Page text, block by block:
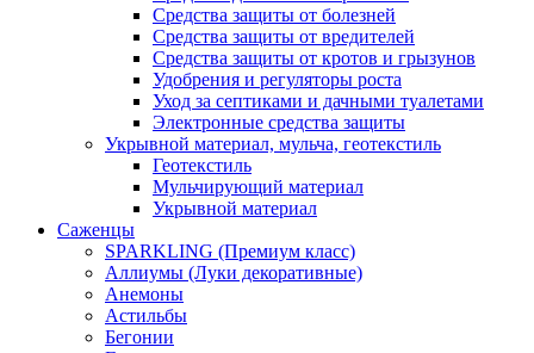
Средства защиты от болезней
Средства защиты от вредителей
Средства защиты от кротов и грызунов
Удобрения и регуляторы роста
Уход за септиками и дачными туалетами
Электронные средства защиты
Укрывной материал, мульча, геотекстиль
Геотекстиль
Мульчирующий материал
Укрывной материал
Саженцы
SPARKLING (Премиум класс)
Аллиумы (Луки декоративные)
Анемоны
Астильбы
Бегонии